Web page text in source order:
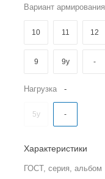
Вариант армирования
10 11 12
9 9у -
Нагрузка -
5у -
Характеристики
ГОСТ, серия, альбом